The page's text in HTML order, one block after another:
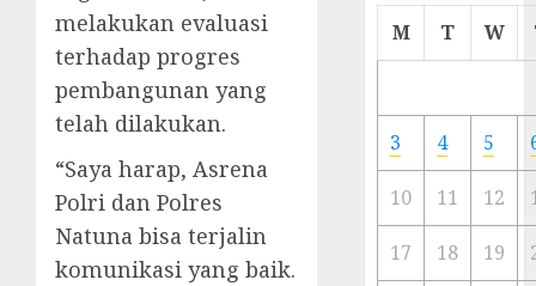
melakukan evaluasi
terhadap progres
pembangunan yang
telah dilakukan.
“Saya harap, Asrena
Polri dan Polres
Natuna bisa terjalin
komunikasi yang baik.
Cermin
Ibu
Kota
23/11/
M T W
3 4 5
10 11 12
17 18 19